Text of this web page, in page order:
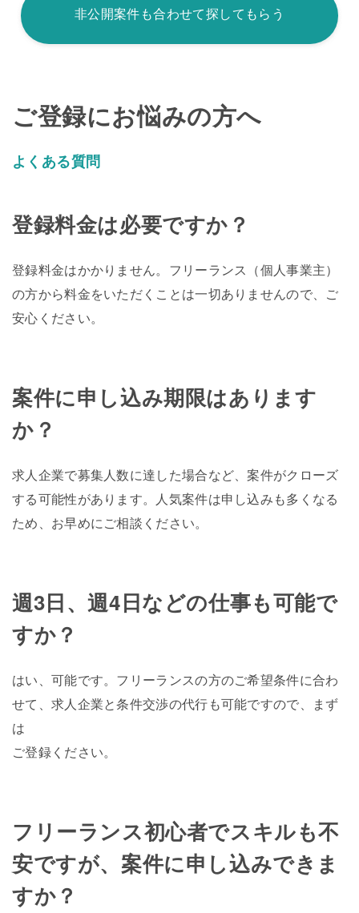
非公開案件も合わせて探してもらう
ご登録にお悩みの方へ
よくある質問
登録料金は必要ですか？
登録料金はかかりません。フリーランス（個人事業主）
の方から料金をいただくことは一切ありませんので、ご
安心ください。
案件に申し込み期限はあります
か？
求人企業で募集人数に達した場合など、案件がクローズ
する可能性があります。人気案件は申し込みも多くなる
ため、お早めにご相談ください。
週3日、週4日などの仕事も可能で
すか？
はい、可能です。フリーランスの方のご希望条件に合わ
せて、求人企業と条件交渉の代行も可能ですので、まず
は
ご登録ください。
フリーランス初心者でスキルも不
安ですが、案件に申し込みできま
すか？